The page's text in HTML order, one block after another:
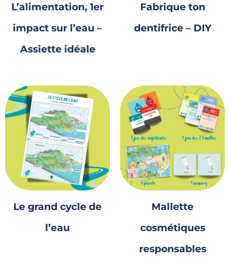
L’alimentation, 1er
impact sur l’eau –
Assiette idéale
Fabrique ton
dentifrice – DIY
Le grand cycle de
l’eau
Mallette
cosmétiques
responsables